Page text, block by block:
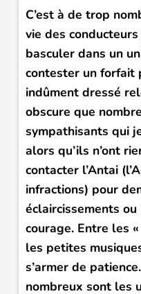
C’est à de trop
vie des
basculer dans un
contester un forfait
indûment dressé
obscure que
sympathisants qui
alors qu’ils n’ont
contacter l’Antai
infractions) pour
éclaircissements
courage. Entre les
les petites
s’armer de
nombreux sont les